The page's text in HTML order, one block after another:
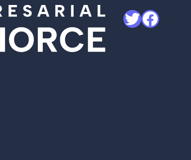
Twitter